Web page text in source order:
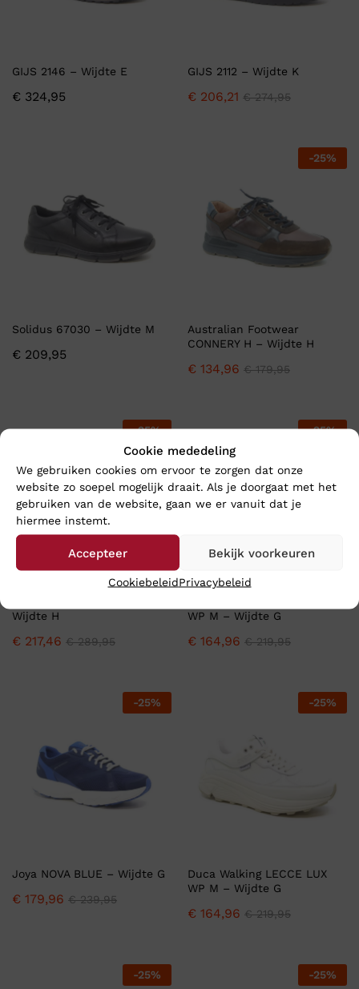
Cookie mededeling
We gebruiken cookies om ervoor te zorgen dat onze
website zo soepel mogelijk draait. Als je doorgaat met het
gebruiken van de website, gaan we er vanuit dat je
hiermee instemt.
Accepteer Bekijk voorkeuren
CookiebeleidPrivacybeleid
GIJS 2146 – Wijdte E
€ 324,95
GIJS 2112 – Wijdte K
€ 206,21 €274,95
Solidus 67030 – Wijdte M
€ 209,95
-25%
Australian Footwear
CONNERY H – Wijdte H
€ 134,96 €179,95
-25%
Wijdte H
€ 217,46 €289,95
-25%
WP M – Wijdte G
€ 164,96 €219,95
-25%
Joya NOVA BLUE – Wijdte G
€ 179,96 €239,95
-25%
Duca Walking LECCE LUX
WP M – Wijdte G
€ 164,96 €219,95
-25% -25%